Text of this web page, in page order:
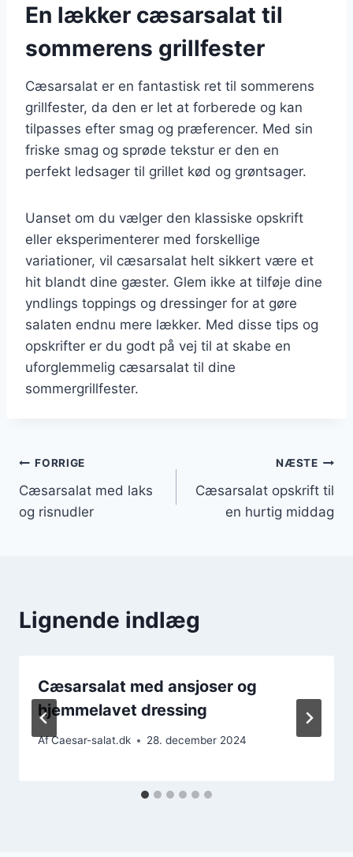
En lækker cæsarsalat til
sommerens grillfester
Cæsarsalat er en fantastisk ret til sommerens
grillfester, da den er let at forberede og kan
tilpasses efter smag og præferencer. Med sin
friske smag og sprøde tekstur er den en
perfekt ledsager til grillet kød og grøntsager.
Uanset om du vælger den klassiske opskrift
eller eksperimenterer med forskellige
variationer, vil cæsarsalat helt sikkert være et
hit blandt dine gæster. Glem ikke at tilføje dine
yndlings toppings og dressinger for at gøre
salaten endnu mere lækker. Med disse tips og
opskrifter er du godt på vej til at skabe en
uforglemmelig cæsarsalat til dine
sommergrillfester.
Indlægsnavigation
FORRIGE
Cæsarsalat med laks
og risnudler
NÆSTE
Cæsarsalat opskrift til
en hurtig middag
Lignende indlæg
Cæsarsalat med ansjoser og
hjemmelavet dressing
AfCaesar-salat.dk 28. december 2024